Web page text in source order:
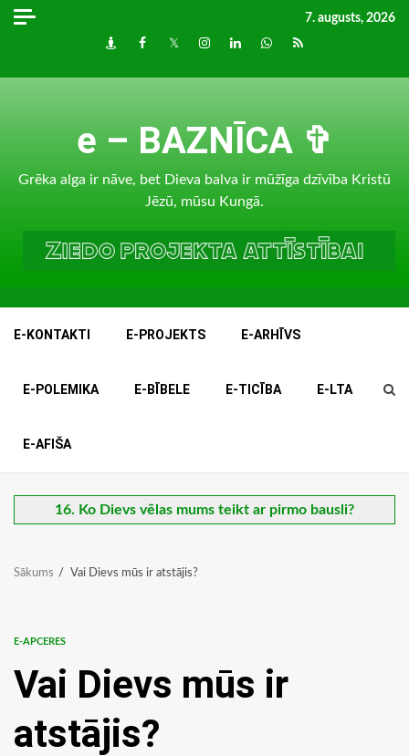
Skip
7. augusts, 2026
DraugiemFacebook
TwitterInstagram
LinkedInwhatsapp
RSS
e – BAZNĪCA ✞
Grēka alga ir nāve, bet Dieva balva ir mūžīga dzīvība Kristū
Jēzū, mūsu Kungā.
E-KONTAKTI E-PROJEKTS E-ARHĪVS
E-POLEMIKA E-BĪBELE E-TICĪBA E-LTA
E-AFIŠA
16. Ko Dievs vēlas mums teikt ar pirmo bausli?
Sākums Vai Dievs mūs ir atstājis?
E-APCERES
Vai Dievs mūs ir
atstājis?